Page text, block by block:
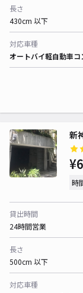
長さ
430cm 以下
対応車種
オートバイ軽自動車
新
時
貸出時間
24時間営業
長さ
500cm 以下
対応車種